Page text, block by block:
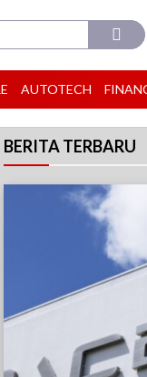
AUTOTECH
BERITA TERBARU